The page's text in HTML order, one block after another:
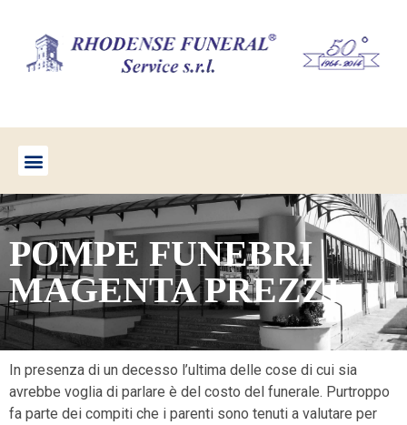
POMPE FUNEBRI
MAGENTA PREZZI
In presenza di un decesso l’ultima delle cose di cui sia
avrebbe voglia di parlare è del costo del funerale. Purtroppo
fa parte dei compiti che i parenti sono tenuti a valutare per